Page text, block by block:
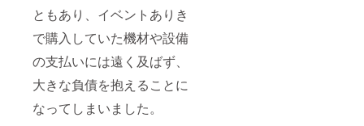
ともあり、イベントありき
で購入していた機材や設備
の支払いには遠く及ばず、
大きな負債を抱えることに
なってしまいました。